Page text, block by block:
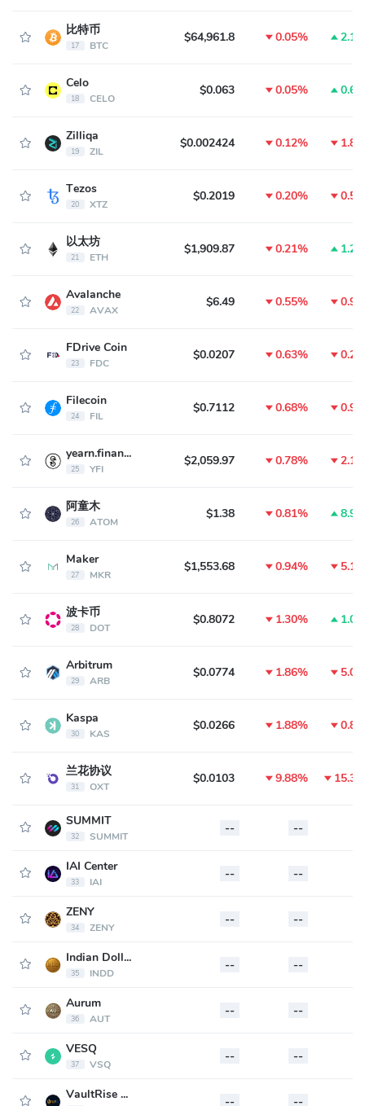
比特币
17 BTC
$64,961.8 0.05%
Celo
18 CELO
$0.063 0.05%
Zilliqa
19 ZIL
$0.002424 0.12%
Tezos
20 XTZ
$0.2019 0.20%
以太坊
21 ETH
$1,909.87 0.21%
Avalanche
22 AVAX
$6.49 0.55%
FDrive Coin
23 FDC
$0.0207 0.63%
Filecoin
24 FIL
$0.7112 0.68%
yearn.finance
25 YFI
$2,059.97 0.78%
阿童木
26 ATOM
$1.38 0.81%
Maker
27 MKR
$1,553.68 0.94%
波卡币
28 DOT
$0.8072 1.30%
Arbitrum
29 ARB
$0.0774 1.86%
Kaspa
30 KAS
$0.0266 1.88%
兰花协议
31 OXT
$0.0103 9.88%
SUMMIT
32 SUMMIT
-- --
IAI Center
33 IAI
-- --
ZENY
34 ZENY
-- --
Indian Dollar
35 INDD
-- --
Aurum
36 AUT
-- --
VESQ
37 VSQ
-- --
VaultRise Funding Bridge -- --